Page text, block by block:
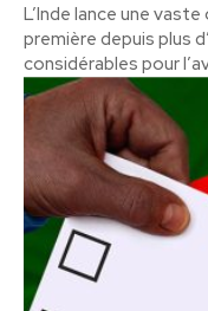
L’Inde lance une
première depuis plus
considérables pour